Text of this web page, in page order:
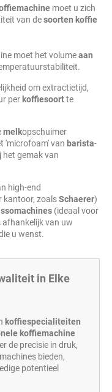
moet u zich
van desoorten koffie
moet het volumeaan
om extractietijd,
per koffiesoortte
melkopschuimer
'microfoam' van barista-
het gemak van
high-end
kantoor, zoalsSchaerer)
(ideaal voor
afhankelijk van uw
u wenst.
in Elke
koffiespecialiteiten
koffiemachine
de precisie in druk,
bieden,
potentieel